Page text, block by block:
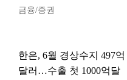
금융/증권
한은, 6월 경상수지 497억
달러…수출 첫 1000억달